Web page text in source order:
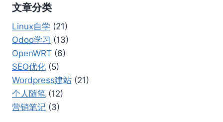
文章分类
Linux自学 (21)
Odoo学习 (13)
OpenWRT (6)
SEO优化 (5)
Wordpress建站 (21)
个人随笔 (12)
营销笔记 (3)